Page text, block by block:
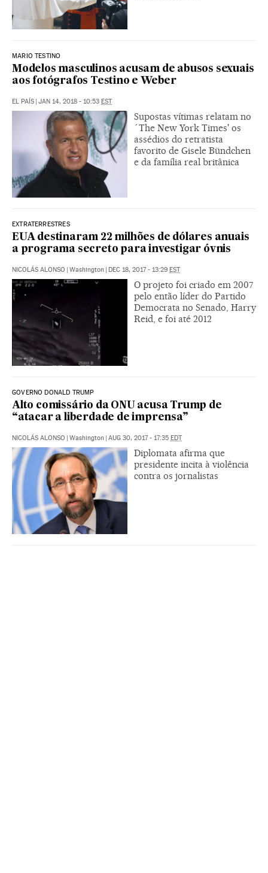
MARIO TESTINO
Modelos masculinos acusam de abusos sexuais
aos fotógrafos Testino e Weber
EL PAÍS | JAN 14, 2018 - 10:53 EST
Supostas vítimas relatam no
´The New York Times' os
assédios do retratista
favorito de Gisele Bündchen
e da família real britânica
EXTRATERRESTRES
EUA destinaram 22 milhões de dólares anuais
a programa secreto para investigar óvnis
NICOLÁS ALONSO | Washington | DEC 18, 2017 - 13:29 EST
O projeto foi criado em 2007
pelo então líder do Partido
Democrata no Senado, Harry
Reid, e foi até 2012
GOVERNO DONALD TRUMP
Alto comissário da ONU acusa Trump de
“atacar a liberdade de imprensa”
NICOLÁS ALONSO | Washington | AUG 30, 2017 - 17:35 EDT
Diplomata afirma que
presidente incita à violência
contra os jornalistas